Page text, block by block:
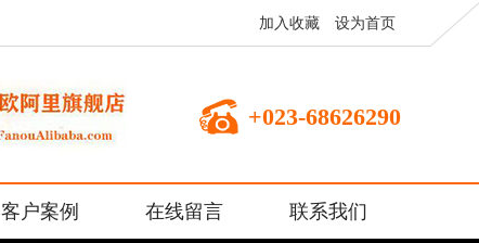
加入收藏 设为首页
+023-68626290
客户案例 在线留言 联系我们